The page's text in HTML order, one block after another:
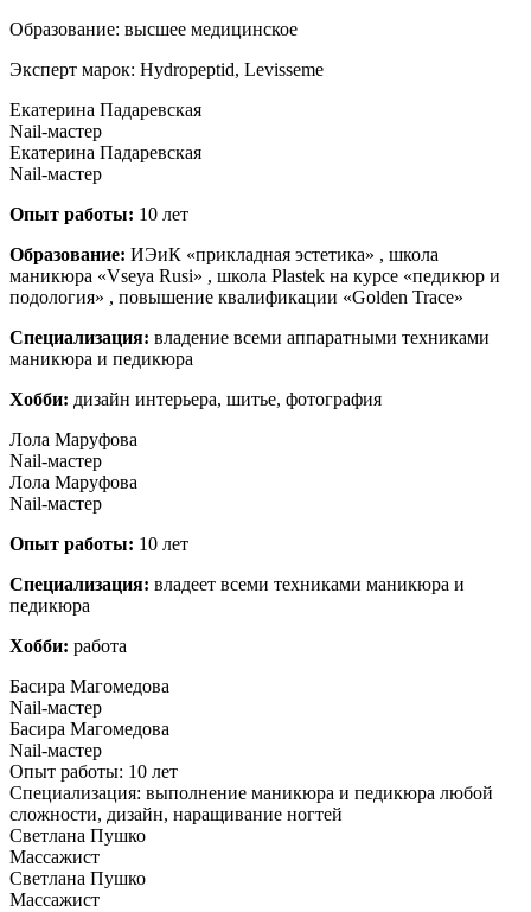
Образование: высшее медицинское
Эксперт марок: Hydropeptid, Levisseme
Екатерина Падаревская
Nail-мастер
Екатерина Падаревская
Nail-мастер
Опыт работы: 10 лет
Образование: ИЭиК «прикладная эстетика» , школа
маникюра «Vseya Rusi» , школа Plastek на курсе «педикюр и
подология» , повышение квалификации «Golden Trace»
Специализация: владение всеми аппаратными техниками
маникюра и педикюра
Хобби: дизайн интерьера, шитье, фотография
Лола Маруфова
Nail-мастер
Лола Маруфова
Nail-мастер
Опыт работы: 10 лет
Специализация: владеет всеми техниками маникюра и
педикюра
Хобби: работа
Басира Магомедова
Nail-мастер
Басира Магомедова
Nail-мастер
Опыт работы: 10 лет
Специализация: выполнение маникюра и педикюра любой
сложности, дизайн, наращивание ногтей
Светлана Пушко
Массажист
Светлана Пушко
Массажист